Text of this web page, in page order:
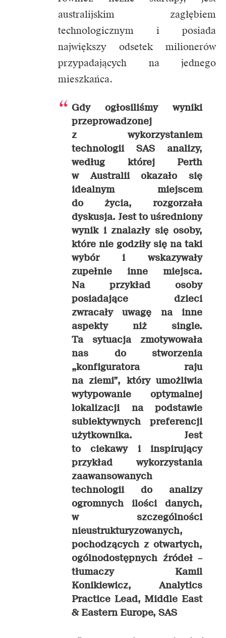
australijskim zagłębiem
technologicznym i posiada
największy odsetek milionerów
przypadających na jednego
mieszkańca.
Gdy ogłosiliśmy wyniki
przeprowadzonej
z wykorzystaniem
technologii SAS analizy,
według której Perth
w Australii okazało się
idealnym miejscem
do życia, rozgorzała
dyskusja. Jest to uśredniony
wynik i znalazły się osoby,
które nie godziły się na taki
wybór i wskazywały
zupełnie inne miejsca.
Na przykład osoby
posiadające dzieci
zwracały uwagę na inne
aspekty niż single.
Ta sytuacja zmotywowała
nas do stworzenia
„konfiguratora raju
na ziemi”, który umożliwia
wytypowanie optymalnej
lokalizacji na podstawie
subiektywnych preferencji
użytkownika. Jest
to ciekawy i inspirujący
przykład wykorzystania
zaawansowanych
technologii do analizy
ogromnych ilości danych,
w szczególności
nieustrukturyzowanych,
pochodzących z otwartych,
ogólnodostępnych źródeł –
tłumaczy Kamil
Konikiewicz, Analytics
Practice Lead, Middle East
& Eastern Europe, SAS